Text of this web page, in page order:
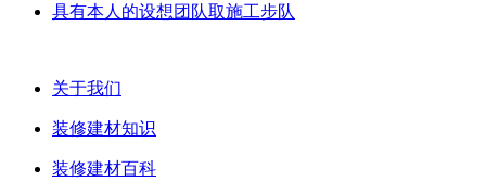
具有本人的设想团队取施工步队
关于我们
装修建材知识
装修建材百科